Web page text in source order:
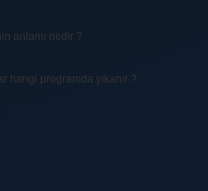
anlamı nedir ?
hangi programda yıkanır ?